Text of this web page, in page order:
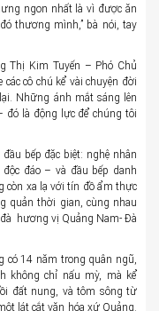
ngon nhất là vì được ăn
thương mình,” bà nói, tay
Thị Kim Tuyến – Phó Chủ
cô chú kể vài chuyện đời
Những ánh mắt sáng lên
đó là động lực để chúng tôi
bếp đặc biệt: nghệ nhân
độc đáo – và đầu bếp danh
còn xa lạ với tín đồ ẩm thực
quản thời gian, cùng nhau
hương vị Quảng Nam- Đà
có 14 năm trong quân ngũ,
không chỉ nấu mỳ, mà kể
đất nung, và tôm sông từ
lát cắt văn hóa xứ Quảng.